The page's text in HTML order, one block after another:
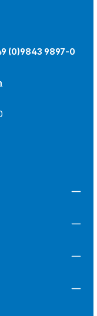
(0)9843 9897-0